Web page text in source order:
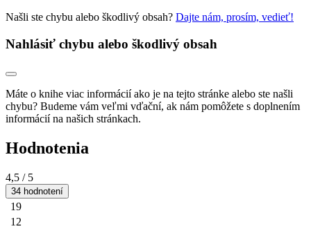
Našli ste chybu alebo škodlivý obsah? Dajte nám, prosím, vedieť!
Nahlásiť chybu alebo škodlivý obsah
Máte o knihe viac informácií ako je na tejto stránke alebo ste našli
chybu? Budeme vám veľmi vďační, ak nám pomôžete s doplnením
informácií na našich stránkach.
Hodnotenia
4,5 / 5
34 hodnotení
19
12